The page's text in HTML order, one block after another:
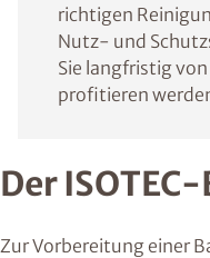
richtigen
Nutz- und
Sie langfristig
profitieren
Der
Zur Vorbereitung einer